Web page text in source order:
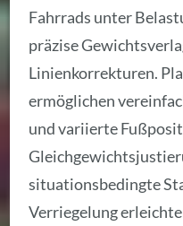
Fahrrads unter
präzise
Linienkorrekturen.
ermöglichen
und variierte
situationsbedingte
Verriegelung